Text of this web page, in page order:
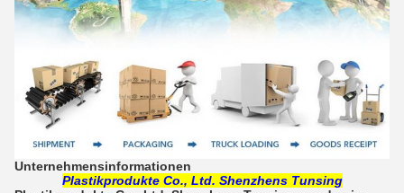
Unternehmensinformationen
Plastikprodukte Co., Ltd. Shenzhens Tunsing